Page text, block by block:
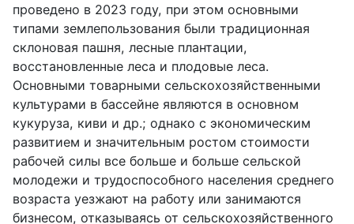
проведено в 2023 году, при этом основными
типами землепользования были традиционная
склоновая пашня, лесные плантации,
восстановленные леса и плодовые леса.
Основными товарными сельскохозяйственными
культурами в бассейне являются в основном
кукуруза, киви и др.; однако с экономическим
развитием и значительным ростом стоимости
рабочей силы все больше и больше сельской
молодежи и трудоспособного населения среднего
возраста уезжают на работу или занимаются
бизнесом, отказываясь от сельскохозяйственного